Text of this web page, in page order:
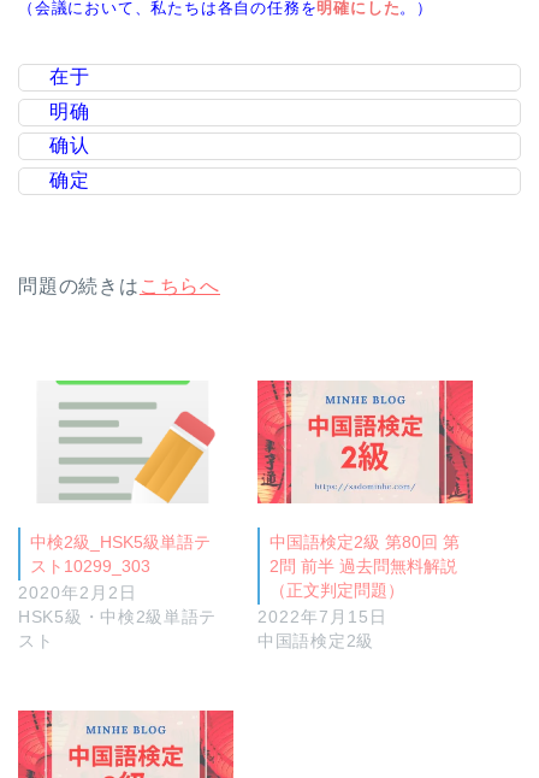
（会議において、私たちは各自の任務を明確にした。）
在于
明确
确认
确定
問題の続きは こちらへ
中検2級_HSK5級単語テ
スト10299_303
2020年2月2日
HSK5級・中検2級単語テ
スト
中国語検定2級 第80回 第
2問 前半 過去問無料解説
（正文判定問題）
2022年7月15日
中国語検定2級